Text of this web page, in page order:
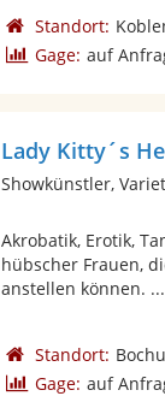
Standort:
Gage: auf
Lady Kitty´s
Showkünstler,
Akrobatik, Erotik,
hübscher Frauen,
anstellen können. ...
Standort:
Gage: auf